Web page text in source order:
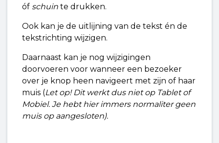
óf schuin te drukken.
Ook kan je de uitlijning van de tekst én de
tekstrichting wijzigen.
Daarnaast kan je nog wijzigingen
doorvoeren voor wanneer een bezoeker
over je knop heen navigeert met zijn of haar
muis (Let op! Dit werkt dus niet op Tablet of
Mobiel. Je hebt hier immers normaliter geen
muis op aangesloten).